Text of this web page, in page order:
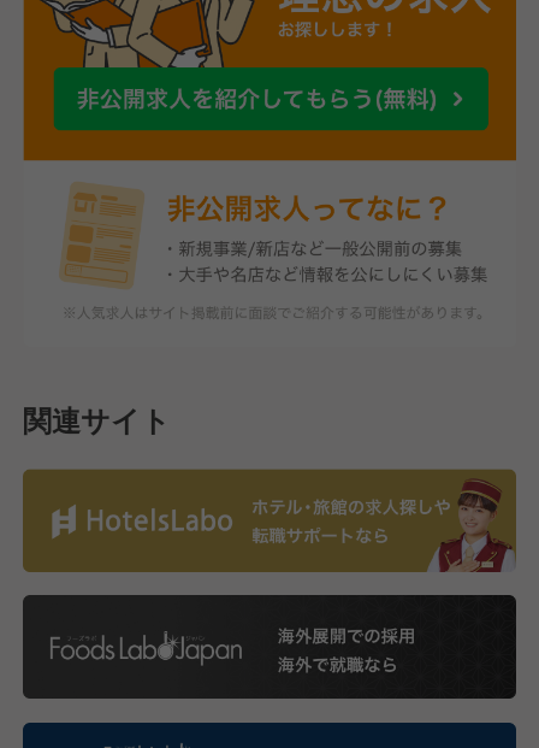
関連サイト